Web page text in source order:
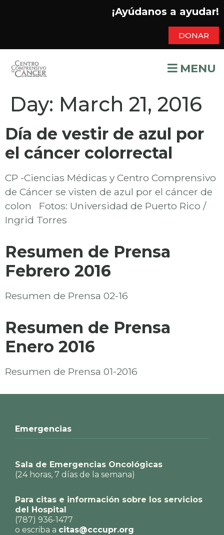
¡Ayúdanos a ayudar!
DONAR
MENU
Day: March 21, 2016
Día de vestir de azul por
el cáncer colorrectal
CP -Ciencias Médicas y Centro Comprensivo
de Cáncer se visten de azul por el cáncer de
colon Fotos: Universidad de Puerto Rico /
Ingrid Torres
Resumen de Prensa
Febrero 2016
Resumen de Prensa 02-16
Resumen de Prensa
Enero 2016
Resumen de Prensa 01-2016
Emergencias
Sala de Emergencias Oncológicas
(24 horas, 7 días de la semana)
Para citas e información sobre los servicios
del Hospital
(787) 936-1477
o escriba a citas@cccupr.org